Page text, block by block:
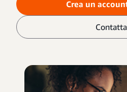
Crea un